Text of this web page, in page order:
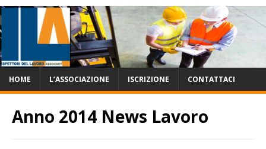
HOME L’ASSOCIAZIONE ISCRIZIONE CONTATTACI
Anno 2014 News Lavoro